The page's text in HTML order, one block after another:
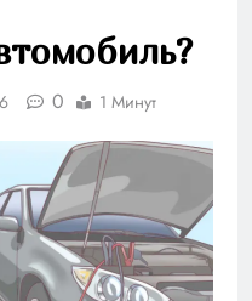
0 1 Минут